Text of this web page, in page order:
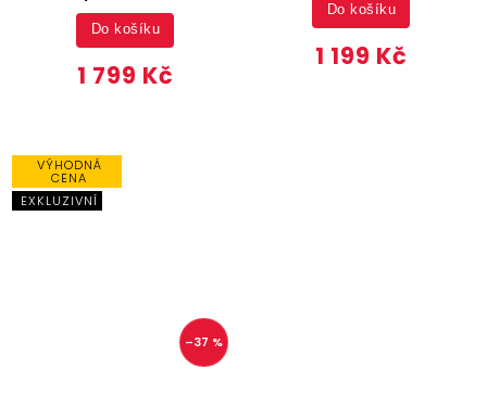
1 799 Kč
Do košíku
1 199 Kč
Do košíku
VÝHODNÁ
CENA
EXKLUZIVNÍ
–37 %